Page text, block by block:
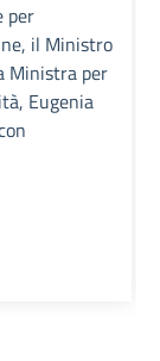
per
il Ministro
Ministra per
Eugenia